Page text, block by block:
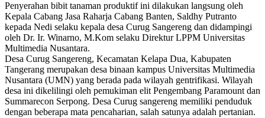
Penyerahan bibit tanaman produktif ini dilakukan langsung oleh
Kepala Cabang Jasa Raharja Cabang Banten, Saldhy Putranto
kepada Nedi selaku kepala desa Curug Sangereng dan didampingi
oleh Dr. Ir. Winarno, M.Kom selaku Direktur LPPM Universitas
Multimedia Nusantara.
Desa Curug Sangereng, Kecamatan Kelapa Dua, Kabupaten
Tangerang merupakan desa binaan kampus Universitas Multimedia
Nusantara (UMN) yang berada pada wilayah gentrifikasi. Wilayah
desa ini dikelilingi oleh pemukiman elit Pengembang Paramount dan
Summarecon Serpong. Desa Curug sangereng memiliki penduduk
dengan beberapa mata pencaharian, salah satunya adalah pertanian.